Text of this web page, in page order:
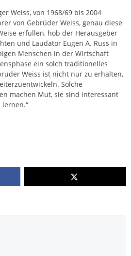
Weiss, von 1968/69 bis 2004
von Gebrüder Weiss, genau diese
erfüllen, hob der Herausgeber
und Laudator Eugen A. Russ in
Menschen in der Wirtschaft
ein solch traditionelles
Weiss ist nicht nur zu erhalten,
Solche
machen Mut, sie sind interessant